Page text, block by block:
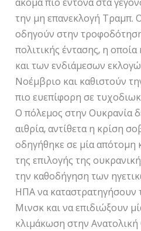
την μη επανεκλογή Τραμπ.
οδηγούν στην
πολιτικής έντασης, η
και των ενδιάμεσων
Νοέμβριο και καθιστούν
πιο ευεπίφορη σε
Ο πόλεμος στην Ουκρανία
αιθρία, αντίθετα η κρίση
οδηγήθηκε σε μία
της επιλογής της
την καθοδήγηση των
ΗΠΑ να καταστρατηγήσουν
Μινσκ και να επιδιώξουν
κλιμάκωση στην Ανατολική